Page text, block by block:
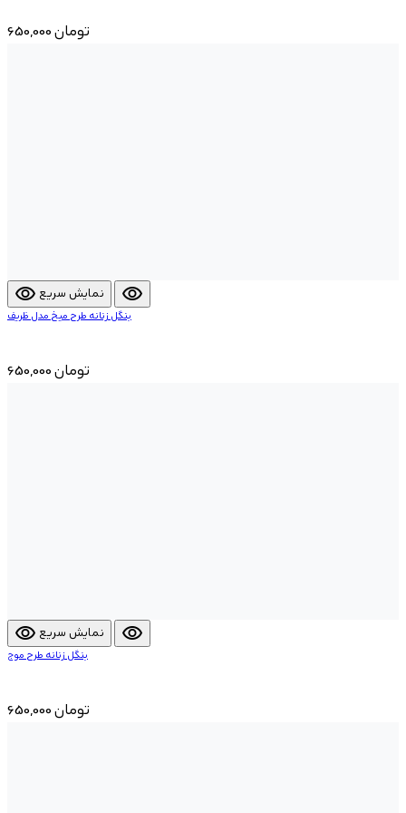
650,000 تومان
visibility نمایش سریع visibility
بنگل زنانه طرح میخ مدل ظریف
650,000 تومان
visibility نمایش سریع visibility
بنگل زنانه طرح موج
650,000 تومان